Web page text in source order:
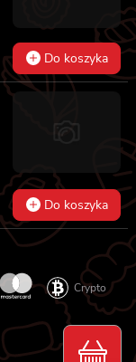
Do koszyka
Do koszyka
Crypto